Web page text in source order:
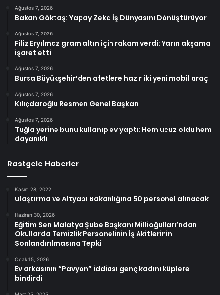
Ağustos 7, 2026
Bakan Göktaş: Yapay Zeka İş Dünyasını Dönüştürüyor
Ağustos 7, 2026
Filiz Eryılmaz gram altın için rakam verdi: Yarın akşama
işaret etti
Ağustos 7, 2026
Bursa Büyükşehir’den afetlere hazır iki yeni mobil araç
Ağustos 7, 2026
Kılıçdaroğlu Resmen Genel Başkan
Ağustos 7, 2026
Tuğla yerine bunu kullanıp ev yaptı: Hem ucuz oldu hem
dayanıklı
Rastgele Haberler
Kasım 28, 2022
Ulaştırma ve Altyapı Bakanlığına 50 personel alınacak
Haziran 30, 2026
Eğitim Sen Malatya Şube Başkanı Millioğulları’ndan
Okullarda Temizlik Personelinin İş Akitlerinin
Sonlandırılmasına Tepki
Ocak 15, 2026
Ev arkasının “Pavyon” iddiası genç kadını küplere
bindirdi